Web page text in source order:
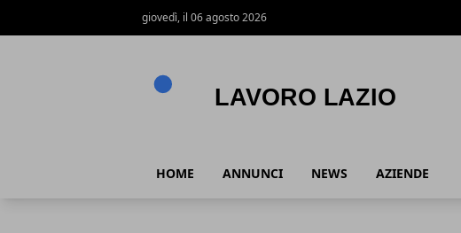
giovedì, il 06 agosto 2026
HOME ANNUNCI NEWS AZIENDE